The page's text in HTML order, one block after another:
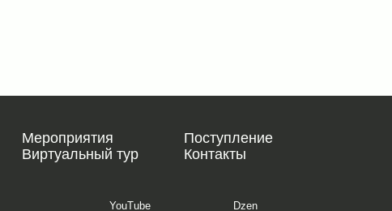
Мероприятия
Поступление
Виртуальный тур Контакты
YouTube Dzen